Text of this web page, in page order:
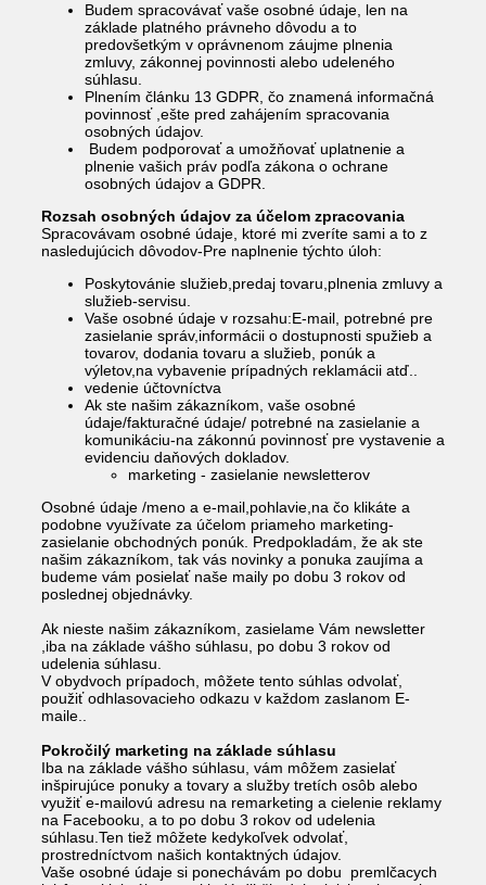
Budem spracovávať vaše osobné údaje, len na
základe platného právneho dôvodu a to
predovšetkým v oprávnenom záujme plnenia
zmluvy, zákonnej povinnosti alebo udeleného
súhlasu.
Plnením článku 13 GDPR, čo znamená informačná
povinnosť ,ešte pred zahájením spracovania
osobných údajov.
Budem podporovať a umožňovať uplatnenie a
plnenie vašich práv podľa zákona o ochrane
osobných údajov a GDPR.
Rozsah osobných údajov za účelom zpracovania
Spracovávam osobné údaje, ktoré mi zveríte sami a to z
nasledujúcich dôvodov-Pre naplnenie týchto úloh:
Poskytovánie služieb,predaj tovaru,plnenia zmluvy a
služieb-servisu.
Vaše osobné údaje v rozsahu:E-mail, potrebné pre
zasielanie správ,informácii o dostupnosti spužieb a
tovarov, dodania tovaru a služieb, ponúk a
výletov,na vybavenie prípadných reklamácii atď..
vedenie účtovníctva
Ak ste našim zákazníkom, vaše osobné
údaje/fakturačné údaje/ potrebné na zasielanie a
komunikáciu-na zákonnú povinnosť pre vystavenie a
evidenciu daňových dokladov.
marketing - zasielanie newsletterov
Osobné údaje /meno a e-mail,pohlavie,na čo klikáte a
podobne využívate za účelom priameho marketing-
zasielanie obchodných ponúk. Predpokladám, že ak ste
našim zákazníkom, tak vás novinky a ponuka zaujíma a
budeme vám posielať naše maily po dobu 3 rokov od
poslednej objednávky.
Ak nieste našim zákazníkom, zasielame Vám newsletter
,iba na základe vášho súhlasu, po dobu 3 rokov od
udelenia súhlasu.
V obydvoch prípadoch, môžete tento súhlas odvolať,
použiť odhlasovacieho odkazu v každom zaslanom E-
maile..
Pokročilý marketing na základe súhlasu
Iba na základe vášho súhlasu, vám môžem zasielať
inšpirujúce ponuky a tovary a služby tretích osôb alebo
využiť e-mailovú adresu na remarketing a cielenie reklamy
na Facebooku, a to po dobu 3 rokov od udelenia
súhlasu.Ten tiež môžete kedykoľvek odvolať,
prostredníctvom našich kontaktných údajov.
Vaše osobné údaje si ponechávám po dobu premlčacych